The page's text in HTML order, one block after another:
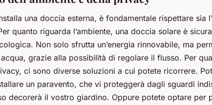
una doccia esterna, è fondamentale rispettare sia
quanto riguarda l’ambiente, una doccia solare è
Non solo sfrutta un’energia rinnovabile, ma
grazie alla possibilità di regolare il flusso. Per
ci sono diverse soluzioni a cui potete ricorrere.
un paravento, che vi proteggerà dagli sguardi
decorerà il vostro giardino. Oppure potete optare per